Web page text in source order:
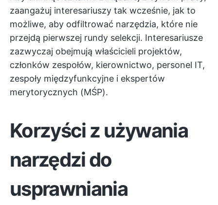
zaangażuj interesariuszy tak wcześnie, jak to
możliwe, aby odfiltrować narzędzia, które nie
przejdą pierwszej rundy selekcji. Interesariusze
zazwyczaj obejmują właścicieli projektów,
członków zespołów, kierownictwo, personel IT,
zespoły międzyfunkcyjne i ekspertów
merytorycznych (MŚP).
Korzyści z używania
narzędzi do
usprawniania